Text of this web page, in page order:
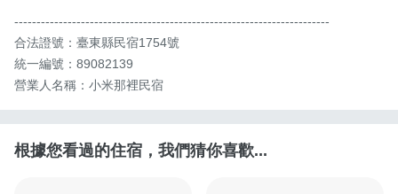
-----------------------------------------------------------------------
合法證號：臺東縣民宿1754號
統一編號：89082139
營業人名稱：小米那裡民宿
根據您看過的住宿，我們猜你喜歡...